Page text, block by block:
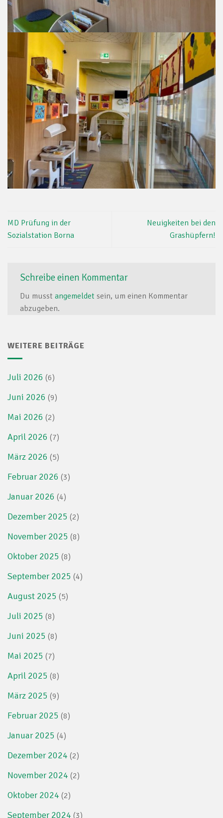
MD Prüfung in der
Sozialstation Borna
Neuigkeiten bei den
Grashüpfern!
Schreibe einen Kommentar
Du musst angemeldet sein, um einen Kommentar
abzugeben.
WEITERE BEITRÄGE
Juli 2026 (6)
Juni 2026 (9)
Mai 2026 (2)
April 2026 (7)
März 2026 (5)
Februar 2026 (3)
Januar 2026 (4)
Dezember 2025 (2)
November 2025 (8)
Oktober 2025 (8)
September 2025 (4)
August 2025 (5)
Juli 2025 (8)
Juni 2025 (8)
Mai 2025 (7)
April 2025 (8)
März 2025 (9)
Februar 2025 (8)
Januar 2025 (4)
Dezember 2024 (2)
November 2024 (2)
Oktober 2024 (2)
September 2024 (3)